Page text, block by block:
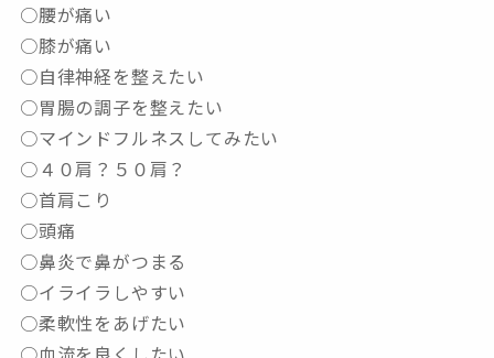
○腰が痛い
○膝が痛い
○自律神経を整えたい
○胃腸の調子を整えたい
○マインドフルネスしてみたい
○４０肩？５０肩？
○首肩こり
○頭痛
○鼻炎で鼻がつまる
○イライラしやすい
○柔軟性をあげたい